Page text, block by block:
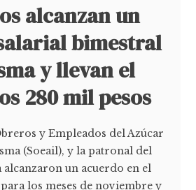
alcanzan un
bimestral
y llevan el
280 mil pesos
y Empleados del Azúcar
(Soeail), y la patronal del
alcanzaron un acuerdo en el
los meses de noviembre y